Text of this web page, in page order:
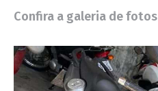
Confira a galeria de fotos